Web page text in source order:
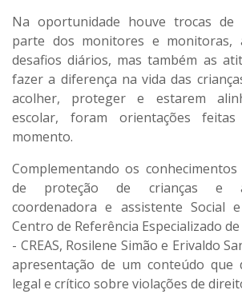
Na oportunidade houve trocas de
parte dos monitores e monitoras,
desafios diários, mas também as
fazer a diferença na vida das
acolher, proteger e estarem
escolar, foram orientações
momento.
Complementando os
de proteção de crianças e
coordenadora e assistente Social
Centro de Referência Especializado
- CREAS, Rosilene Simão e Erivaldo
apresentação de um conteúdo que
legal e crítico sobre violações de